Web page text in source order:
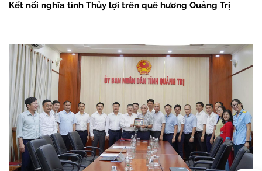
Kết nối nghĩa tình Thủy lợi trên quê hương Quảng Trị